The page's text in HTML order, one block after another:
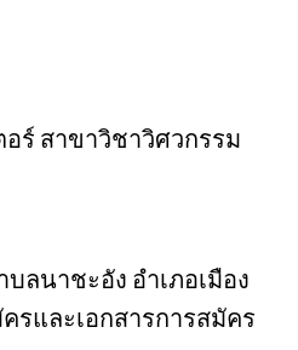
ร์ สาขาวิชาวิศวกรรม
ลนาชะอัง อําเภอเมือง
รและเอกสารการสมัคร